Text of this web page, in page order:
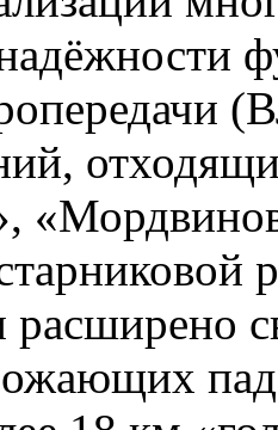
расширено